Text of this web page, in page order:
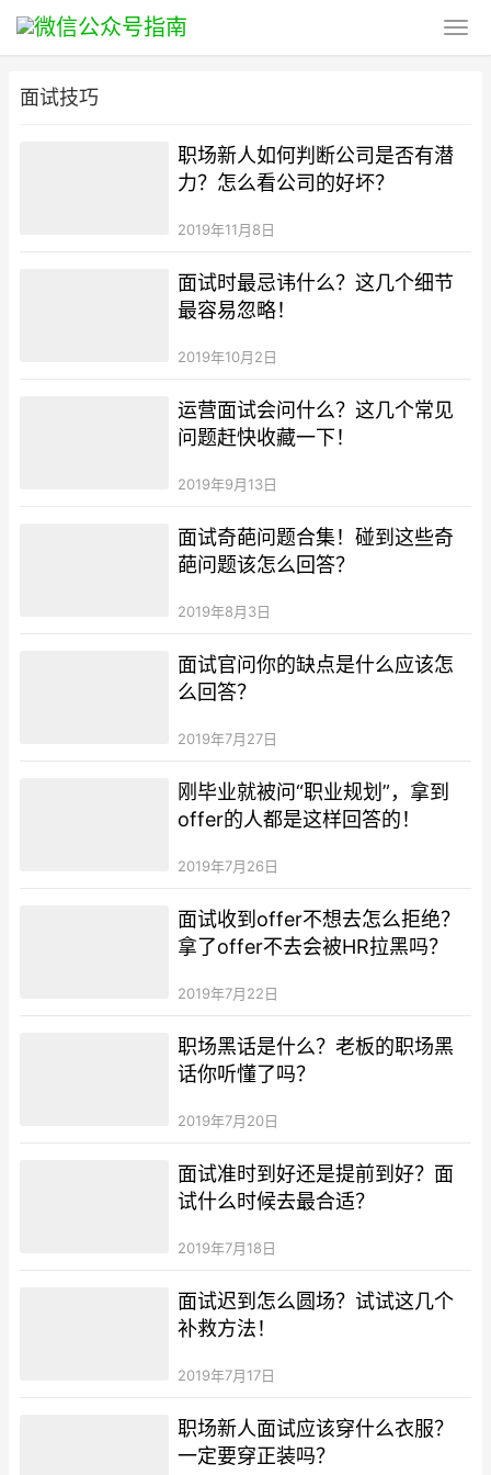
面试技巧
职场新人如何判断公司是否有潜
力？怎么看公司的好坏？
2019年11月8日
面试时最忌讳什么？这几个细节
最容易忽略！
2019年10月2日
运营面试会问什么？这几个常见
问题赶快收藏一下！
2019年9月13日
面试奇葩问题合集！碰到这些奇
葩问题该怎么回答？
2019年8月3日
面试官问你的缺点是什么应该怎
么回答？
2019年7月27日
刚毕业就被问“职业规划”，拿到
offer的人都是这样回答的！
2019年7月26日
面试收到offer不想去怎么拒绝？
拿了offer不去会被HR拉黑吗？
2019年7月22日
职场黑话是什么？老板的职场黑
话你听懂了吗？
2019年7月20日
面试准时到好还是提前到好？面
试什么时候去最合适？
2019年7月18日
面试迟到怎么圆场？试试这几个
补救方法！
2019年7月17日
职场新人面试应该穿什么衣服？
一定要穿正装吗？